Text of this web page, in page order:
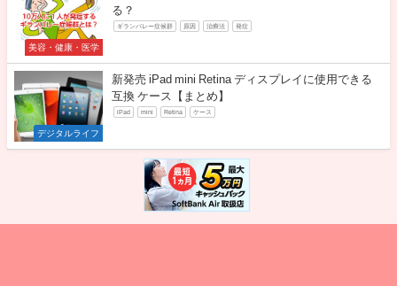
美容・健康・医学
る？
ギランバレー症候群 原因 治療法 発症
デジタルライフ
新発売 iPad mini Retina ディスプレイに使用できる
互換 ケース【まとめ】
iPad mini Retina ケース